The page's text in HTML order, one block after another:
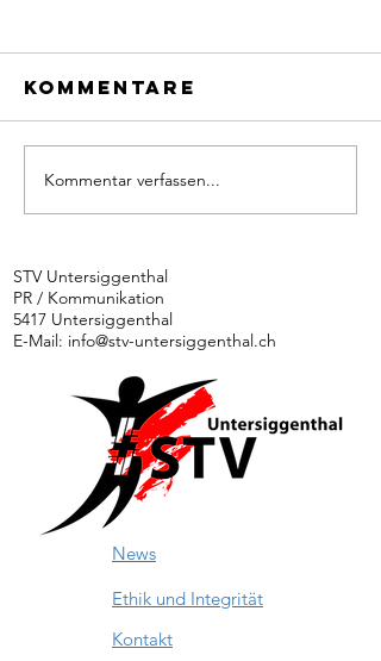
Siggenthaler
mit
hochprozentigen
Steigungen
Kommentare
Kommentar verfassen...
STV Untersiggenthal
PR / Kommunikation
5417 Untersiggenthal
E-Mail: info@stv-untersiggenthal.ch
News
Ethik und Integrität
Kontakt